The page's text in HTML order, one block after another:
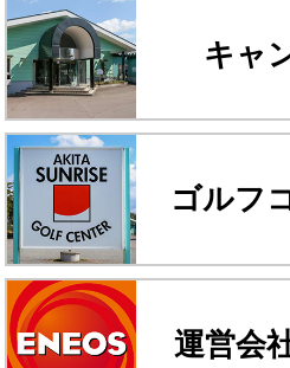
キャ
ゴルフ
運営会